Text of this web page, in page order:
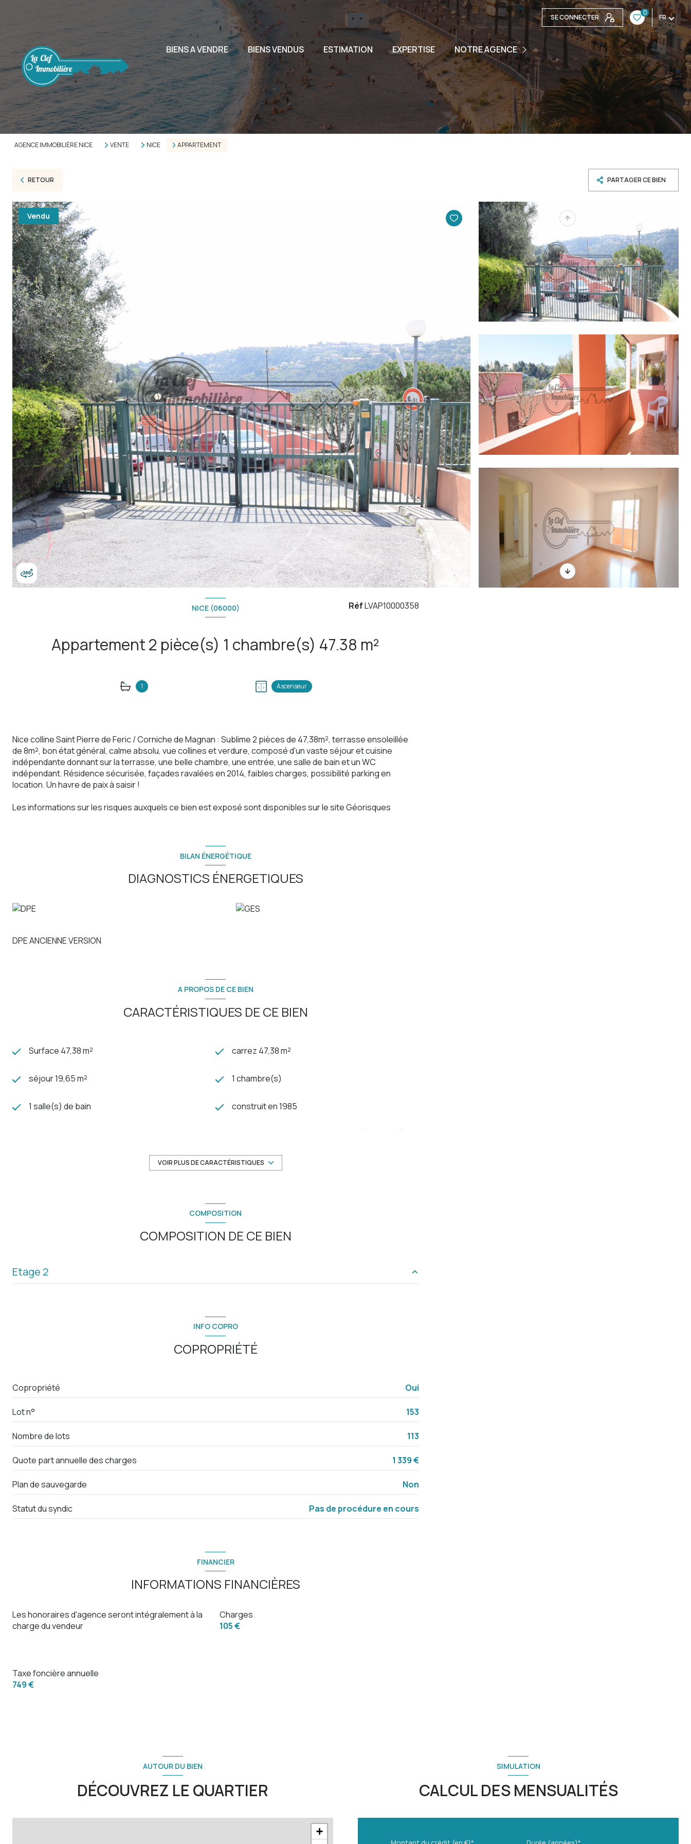
SE CONNECTER
0
FR
BIENS A VENDRE BIENS VENDUS ESTIMATION EXPERTISE NOTRE AGENCE
L'AGENCE
L'EQUIPE
NOUS CONTACTER
AGENCE IMMOBILIÈRE NICE VENTE NICE APPARTEMENT
RETOUR PARTAGER CE BIEN
Vendu
NICE (06000)
Appartement 2 pièce(s) 1 chambre(s) 47.38 m²
1 Ascenseur
RéfLVAP10000358
Nice colline Saint Pierre de Feric / Corniche de Magnan : Sublime 2 pièces de 47,38m², terrasse ensoleillée
de 8m², bon état général, calme absolu, vue collines et verdure, composé d'un vaste séjour et cuisine
indépendante donnant sur la terrasse, une belle chambre, une entrée, une salle de bain et un WC
indépendant. Résidence sécurisée, façades ravalées en 2014, faibles charges, possibilité parking en
location. Un havre de paix à saisir !
Les informations sur les risques auxquels ce bien est exposé sont disponibles sur le siteGéorisques
BILAN ÉNERGÉTIQUE
DIAGNOSTICS ÉNERGETIQUES
DPE ANCIENNE VERSION
A PROPOS DE CE BIEN
CARACTÉRISTIQUES DE CE BIEN
Surface 47,38 m² carrez 47,38 m²
séjour 19,65 m² 1 chambre(s)
1 salle(s) de bain construit en 1985
Chauffage individuel : convecteur (electrique)
3 niveau(x)
vue Collines et Verdure
quartier SAINT PIERRE DE FERIC
VOIR PLUS DE CARACTÉRISTIQUES
COMPOSITION
COMPOSITION DE CE BIEN
Etage 2
entrée
4.72 m²
terrasse
7.80 m²
INFO COPRO
COPROPRIÉTÉ
Copropriété Oui
Lot n° 153
Nombre de lots 113
Quote part annuelle des charges 1 339 €
Plan de sauvegarde Non
Statut du syndic Pas de procédure en cours
FINANCIER
INFORMATIONS FINANCIÈRES
Les honoraires d'agence seront intégralement à la
charge du vendeur
Charges
105 €
Taxe foncière annuelle
749 €
AUTOUR DU BIEN
DÉCOUVREZ LE QUARTIER
+
SIMULATION
CALCUL DES MENSUALITÉS